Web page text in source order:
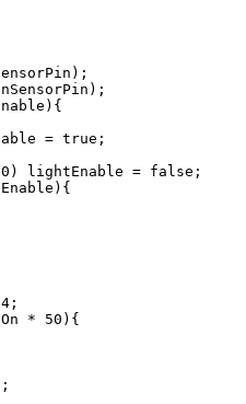
= true;
lightEnable = false;
* 50){